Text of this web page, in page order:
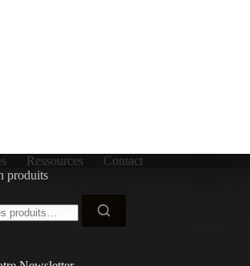
Ressources
Contact
produits